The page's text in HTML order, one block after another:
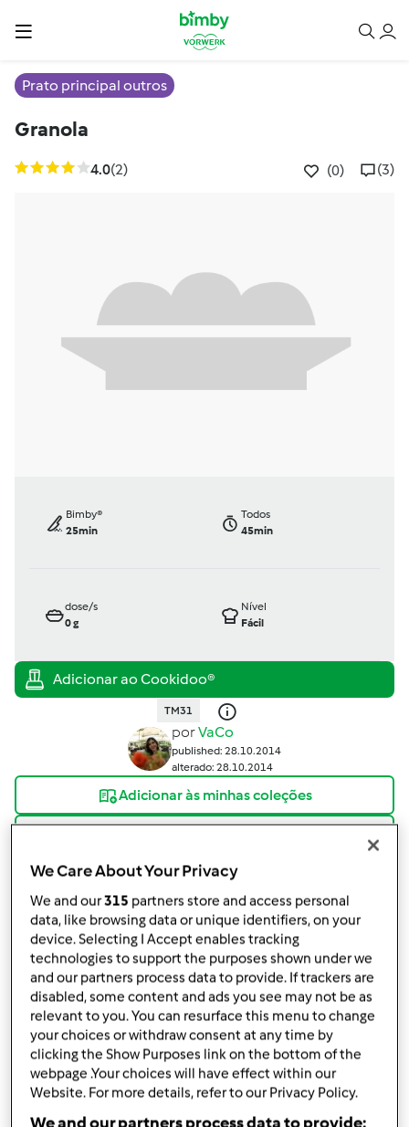
Prato principal outros
Granola
4.0(2) (0) (3)
Bimby®
25min
Todos
45min
dose/s
0g
Nível
Fácil
TM31
porVaCo
published: 28.10.2014
alterado: 28.10.2014
Adicionar às minhas coleções
Criar uma variante
Ingredientes
Mistura
70gfrutos secos,(miolo de noz, amêndoa com
pele, pistácios, avelãs...)
(aveia, cevada, farelo,
We Care About Your Privacy
We and our315 partners store and access personal
data, like browsing data or unique identifiers, on your
device. Selecting I Accept enables tracking
technologies to support the purposes shown under we
and our partners process data to provide. If trackers are
disabled, some content and ads you see may not be as
relevant to you. You can resurface this menu to change
your choices or withdraw consent at any time by
clicking the Show Purposes link on the bottom of the
webpage .Your choices will have effect within our
Website. For more details, refer to our Privacy Policy.
We and our partners process data to provide: